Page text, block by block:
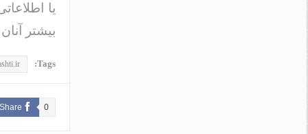
یا
بیشتر
Tags:
Share 0